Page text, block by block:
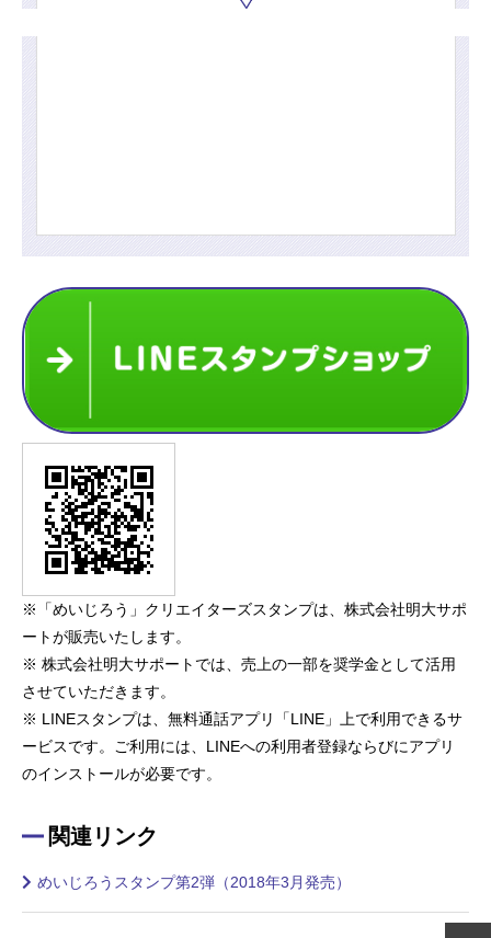
※「めいじろう」クリエイターズスタンプは、株式会社明大サポ
ートが販売いたします。
※ 株式会社明大サポートでは、売上の一部を奨学金として活用
させていただきます。
※ LINEスタンプは、無料通話アプリ「LINE」上で利用できるサ
ービスです。ご利用には、LINEへの利用者登録ならびにアプリ
のインストールが必要です。
関連リンク
めいじろうスタンプ第2弾（2018年3月発売）